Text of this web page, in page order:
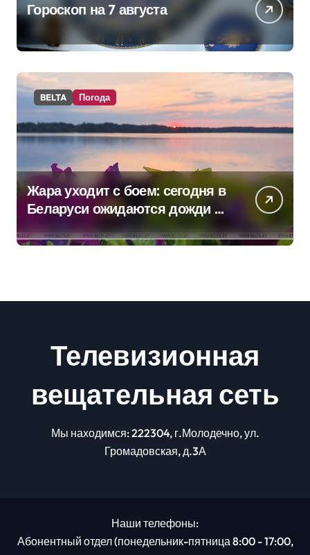
Гороскоп на 7 августа
BELTA Погода
Жара уходит с боем: сегодня в
Беларуси ожидаются дожди и
грозы
Телевизионная
вещательная сеть
Мы находимся: 222304, г.Молодечно, ул.
Громадовская, д.3А
Наши телефоны:
Абонентный отдел (понедельник-пятница 8:00 - 17:00,